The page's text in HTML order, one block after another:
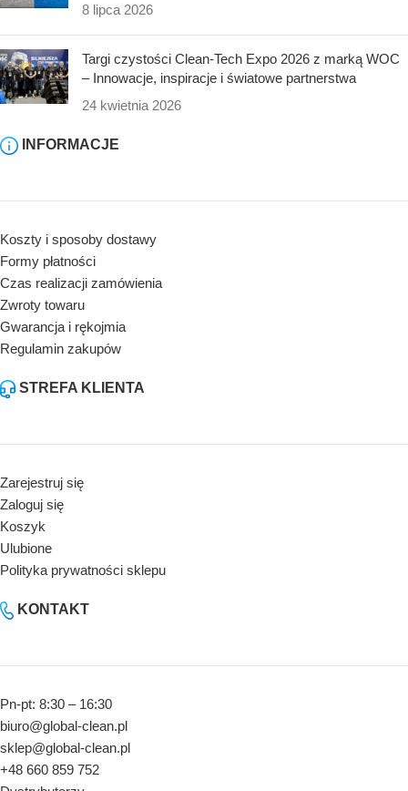
8 lipca 2026
Targi czystości Clean-Tech Expo 2026 z marką WOC
– Innowacje, inspiracje i światowe partnerstwa
24 kwietnia 2026
INFORMACJE
Koszty i sposoby dostawy
Formy płatności
Czas realizacji zamówienia
Zwroty towaru
Gwarancja i rękojmia
Regulamin zakupów
STREFA KLIENTA
Zarejestruj się
Zaloguj się
Koszyk
Ulubione
Polityka prywatności sklepu
KONTAKT
Pn-pt: 8:30 – 16:30
biuro@global-clean.pl
sklep@global-clean.pl
+48 660 859 752